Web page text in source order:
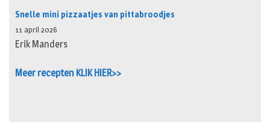
Snelle mini pizzaatjes van pittabroodjes
11 april 2026
Erik Manders
Meer recepten KLIK HIER>>